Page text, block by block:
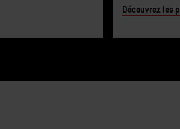
Découvrez les